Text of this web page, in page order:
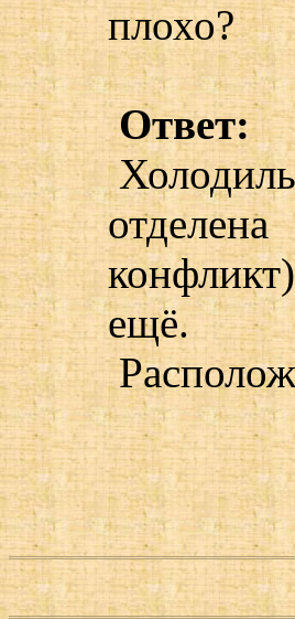
плохо?
Ответ:
ещё.